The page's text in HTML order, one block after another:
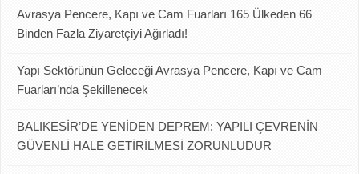
Avrasya Pencere, Kapı ve Cam Fuarları 165 Ülkeden 66
Binden Fazla Ziyaretçiyi Ağırladı!
Yapı Sektörünün Geleceği Avrasya Pencere, Kapı ve Cam
Fuarları’nda Şekillenecek
BALIKESİR’DE YENİDEN DEPREM: YAPILI ÇEVRENİN
GÜVENLİ HALE GETİRİLMESİ ZORUNLUDUR